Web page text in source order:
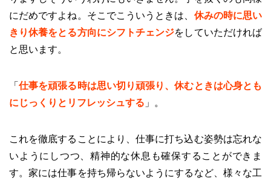
にだめですよね。そこでこういうときは、 休みの時に思い
きり休養をとる方向にシフトチェンジをしていただければ
と思います。
「仕事を頑張る時は思い切り頑張り、休むときは心身とも
にじっくりとリフレッシュする 」。
これを徹底することにより、仕事に打ち込む姿勢は忘れな
いようにしつつ、精神的な休息も確保することができま
す。家には仕事を持ち帰らないようにするなど、様々な工